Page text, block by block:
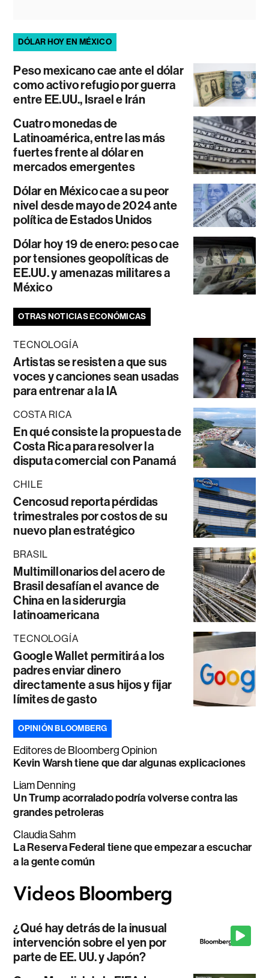
DÓLAR HOY EN MÉXICO
Peso mexicano cae ante el dólar
como activo refugio por guerra
entre EE.UU., Israel e Irán
Cuatro monedas de
Latinoamérica, entre las más
fuertes frente al dólar en
mercados emergentes
Dólar en México cae a su peor
nivel desde mayo de 2024 ante
política de Estados Unidos
Dólar hoy 19 de enero: peso cae
por tensiones geopolíticas de
EE.UU. y amenazas militares a
México
OTRAS NOTICIAS ECONÓMICAS
TECNOLOGÍA
Artistas se resisten a que sus
voces y canciones sean usadas
para entrenar a la IA
COSTA RICA
En qué consiste la propuesta de
Costa Rica para resolver la
disputa comercial con Panamá
CHILE
Cencosud reporta pérdidas
trimestrales por costos de su
nuevo plan estratégico
BRASIL
Multimillonarios del acero de
Brasil desafían el avance de
China en la siderurgia
latinoamericana
TECNOLOGÍA
Google Wallet permitirá a los
padres enviar dinero
directamente a sus hijos y fijar
límites de gasto
OPINIÓN BLOOMBERG
Editores de Bloomberg Opinion
Kevin Warsh tiene que dar algunas explicaciones
Liam Denning
Un Trump acorralado podría volverse contra las
grandes petroleras
Claudia Sahm
La Reserva Federal tiene que empezar a escuchar
a la gente común
¿Qué hay detrás de la inusual
intervención sobre el yen por
parte de EE. UU. y Japón?